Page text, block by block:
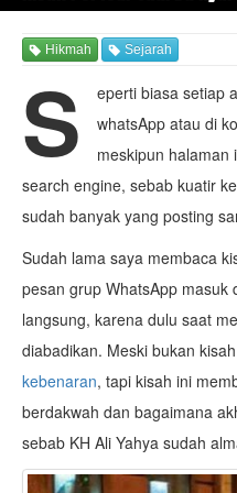
Hikmah Sejarah
S eperti biasa setiap
whatsApp atau di
meskipun halaman
search engine, sebab kuatir
sudah banyak yang posting
Sudah lama saya membaca
pesan grup WhatsApp masuk
langsung, karena dulu saat
diabadikan. Meski bukan
kebenaran, tapi kisah ini
berdakwah dan bagaimana
sebab KH Ali Yahya sudah
Lihat juga